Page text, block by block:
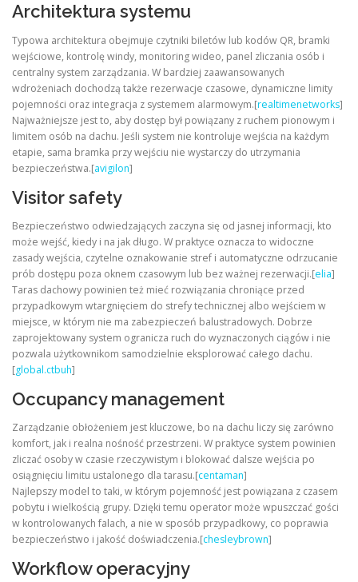
Architektura systemu
Typowa architektura obejmuje czytniki biletów lub kodów QR, bramki
wejściowe, kontrolę windy, monitoring wideo, panel zliczania osób i
centralny system zarządzania. W bardziej zaawansowanych
wdrożeniach dochodzą także rezerwacje czasowe, dynamiczne limity
pojemności oraz integracja z systemem alarmowym.[realtimenetworks]
Najważniejsze jest to, aby dostęp był powiązany z ruchem pionowym i
limitem osób na dachu. Jeśli system nie kontroluje wejścia na każdym
etapie, sama bramka przy wejściu nie wystarczy do utrzymania
bezpieczeństwa.[avigilon]
Visitor safety
Bezpieczeństwo odwiedzających zaczyna się od jasnej informacji, kto
może wejść, kiedy i na jak długo. W praktyce oznacza to widoczne
zasady wejścia, czytelne oznakowanie stref i automatyczne odrzucanie
prób dostępu poza oknem czasowym lub bez ważnej rezerwacji.[elia]
Taras dachowy powinien też mieć rozwiązania chroniące przed
przypadkowym wtargnięciem do strefy technicznej albo wejściem w
miejsce, w którym nie ma zabezpieczeń balustradowych. Dobrze
zaprojektowany system ogranicza ruch do wyznaczonych ciągów i nie
pozwala użytkownikom samodzielnie eksplorować całego dachu.
[global.ctbuh]
Occupancy management
Zarządzanie obłożeniem jest kluczowe, bo na dachu liczy się zarówno
komfort, jak i realna nośność przestrzeni. W praktyce system powinien
zliczać osoby w czasie rzeczywistym i blokować dalsze wejścia po
osiągnięciu limitu ustalonego dla tarasu.[centaman]
Najlepszy model to taki, w którym pojemność jest powiązana z czasem
pobytu i wielkością grupy. Dzięki temu operator może wpuszczać gości
w kontrolowanych falach, a nie w sposób przypadkowy, co poprawia
bezpieczeństwo i jakość doświadczenia.[chesleybrown]
Workflow operacyjny